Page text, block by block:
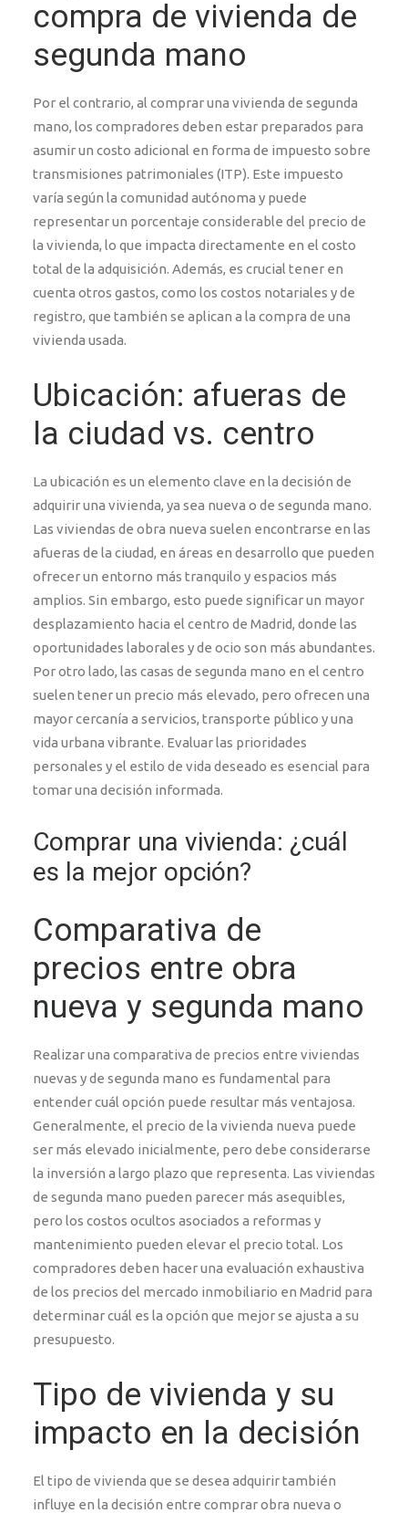
compra de vivienda de
segunda mano
Por el contrario, al comprar una vivienda de segunda
mano, los compradores deben estar preparados para
asumir un costo adicional en forma de impuesto sobre
transmisiones patrimoniales (ITP). Este impuesto
varía según la comunidad autónoma y puede
representar un porcentaje considerable del precio de
la vivienda, lo que impacta directamente en el costo
total de la adquisición. Además, es crucial tener en
cuenta otros gastos, como los costos notariales y de
registro, que también se aplican a la compra de una
vivienda usada.
Ubicación: afueras de
la ciudad vs. centro
La ubicación es un elemento clave en la decisión de
adquirir una vivienda, ya sea nueva o de segunda mano.
Las viviendas de obra nueva suelen encontrarse en las
afueras de la ciudad, en áreas en desarrollo que pueden
ofrecer un entorno más tranquilo y espacios más
amplios. Sin embargo, esto puede significar un mayor
desplazamiento hacia el centro de Madrid, donde las
oportunidades laborales y de ocio son más abundantes.
Por otro lado, las casas de segunda mano en el centro
suelen tener un precio más elevado, pero ofrecen una
mayor cercanía a servicios, transporte público y una
vida urbana vibrante. Evaluar las prioridades
personales y el estilo de vida deseado es esencial para
tomar una decisión informada.
Comprar una vivienda: ¿cuál
es la mejor opción?
Comparativa de
precios entre obra
nueva y segunda mano
Realizar una comparativa de precios entre viviendas
nuevas y de segunda mano es fundamental para
entender cuál opción puede resultar más ventajosa.
Generalmente, el precio de la vivienda nueva puede
ser más elevado inicialmente, pero debe considerarse
la inversión a largo plazo que representa. Las viviendas
de segunda mano pueden parecer más asequibles,
pero los costos ocultos asociados a reformas y
mantenimiento pueden elevar el precio total. Los
compradores deben hacer una evaluación exhaustiva
de los precios del mercado inmobiliario en Madrid para
determinar cuál es la opción que mejor se ajusta a su
presupuesto.
Tipo de vivienda y su
impacto en la decisión
El tipo de vivienda que se desea adquirir también
influye en la decisión entre comprar obra nueva o